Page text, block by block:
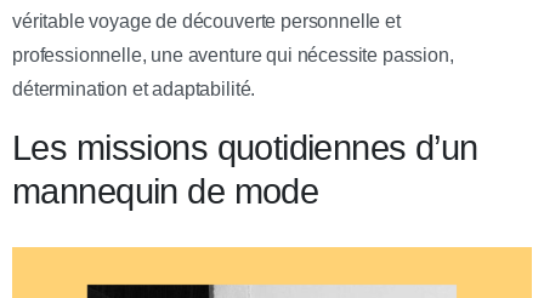
véritable voyage de découverte personnelle et
professionnelle, une aventure qui nécessite passion,
détermination et adaptabilité.
Les missions quotidiennes d’un
mannequin de mode